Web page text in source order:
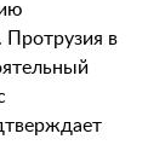
в